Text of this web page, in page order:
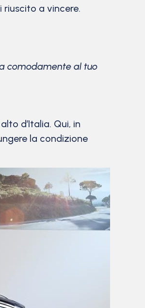
a vincere.
comodamente al tuo
d’Italia. Qui, in
la condizione